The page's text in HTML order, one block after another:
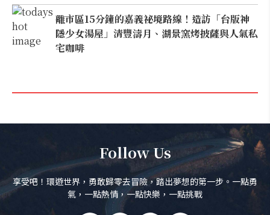
離市區15分鐘的嘉義祕境路線！造訪「台版神
隱少女湯屋」清豐濤月、湖景窯烤披薩與人氣私
宅咖啡
Follow Us
享受吧！環遊世界，勇敢歸零去冒險，踏出夢想的第一步。一點勇
氣，一點熱情，一點快樂，一點挑戰